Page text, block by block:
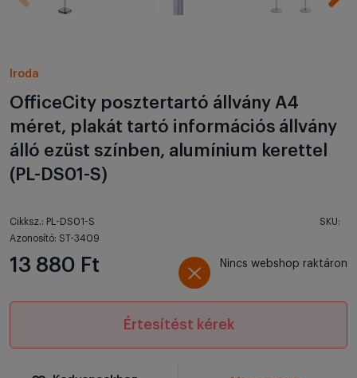
Iroda
OfficeCity posztertartó állvány A4
méret, plakát tartó információs állvány
álló ezüst színben, alumínium kerettel
(PL-DS01-S)
Cikksz.: PL-DS01-S
SKU:
Azonosító: ST-3409
13 880 Ft Nincs webshop raktáron
Értesítést kérek